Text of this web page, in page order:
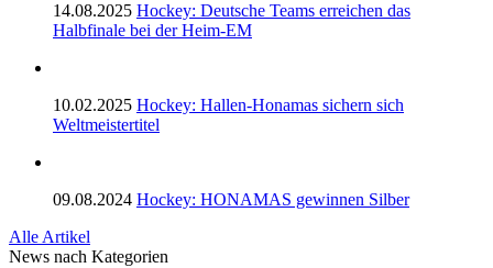
14.08.2025 Hockey: Deutsche Teams erreichen das
Halbfinale bei der Heim-EM
10.02.2025 Hockey: Hallen-Honamas sichern sich
Weltmeistertitel
09.08.2024 Hockey: HONAMAS gewinnen Silber
Alle Artikel
News nach Kategorien